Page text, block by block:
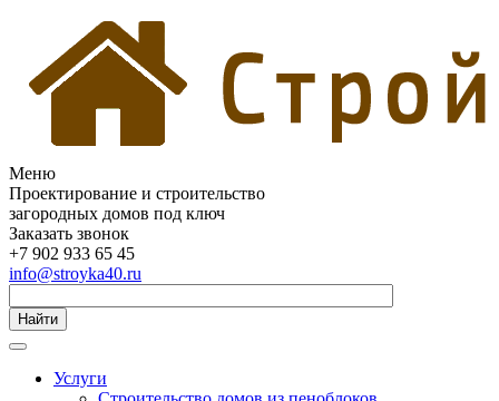
Меню
Проектирование и строительство
загородных домов под ключ
Заказать звонок
+7 902 933 65 45
info@stroyka40.ru
Найти
Услуги